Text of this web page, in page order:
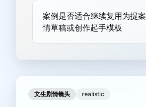
案例是否适合继续复用为提
情草稿或创作起手模板
文生剧情镜头 realistic